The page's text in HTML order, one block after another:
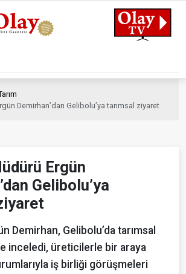
Demirhan’dan Gelibolu’ya tarımsal ziyaret
Ergün
Gelibolu’ya
Demirhan, Gelibolu’da tarımsal
inceledi, üreticilerle bir araya
iş birliği görüşmeleri